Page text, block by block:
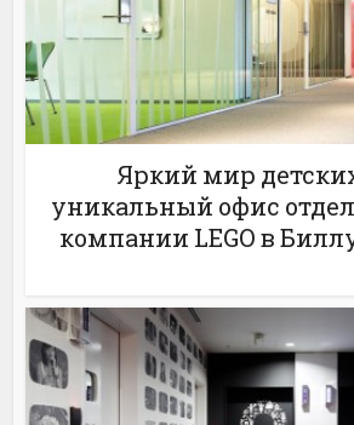
Яркий мир
уникальный офис
компании LEGO в